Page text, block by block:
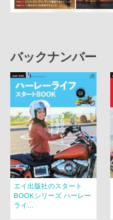
バックナンバー
エイ出版社のスタート
BOOKシリーズ ハーレー
ライ...